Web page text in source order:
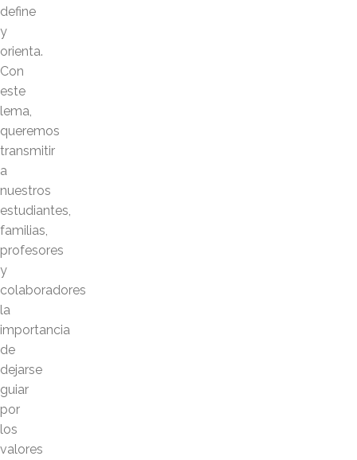
define
y
orienta.
Con
este
lema,
queremos
transmitir
a
nuestros
estudiantes,
familias,
profesores
y
colaboradores
la
importancia
de
dejarse
guiar
por
los
valores